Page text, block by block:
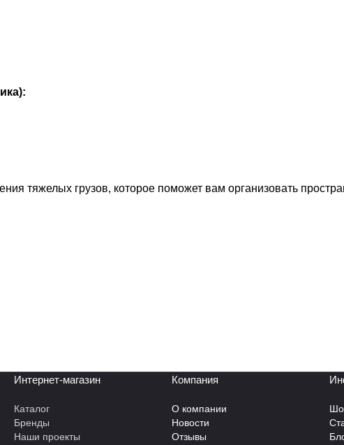
тяжелых грузов, которое поможет вам организовать
Интернет-магазин
Каталог
Бренды
Наши проекты
Компания
О компании
Новости
Отзывы